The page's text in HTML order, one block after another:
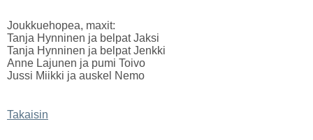
Joukkuehopea, maxit:
Tanja Hynninen ja belpat Jaksi
Tanja Hynninen ja belpat Jenkki
Anne Lajunen ja pumi Toivo
Jussi Miikki ja auskel Nemo
Takaisin